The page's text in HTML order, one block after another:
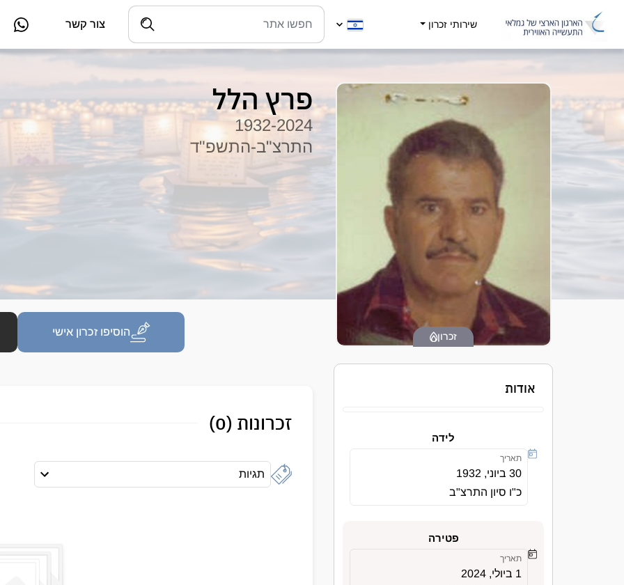
שירותי זכרון צור קשר
זכרון
אודות
לידה
תאריך
30 ביוני, 1932
כ"ו סיון התרצ"ב
פטירה
תאריך
1 ביולי, 2024
פרץ הלל
1932-2024
התרצ"ב-התשפ"ד
הוסיפו זכרון אישי
זכרונות (0)
תגיות